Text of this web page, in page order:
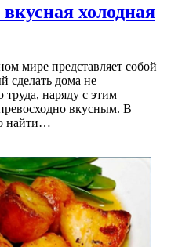
холодная
мире представляет собой
сделать дома не
труда, наряду с этим
вкусным. В
найти…